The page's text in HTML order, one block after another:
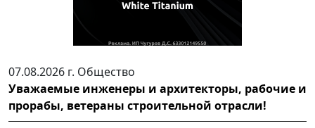
07.08.2026 г. Общество
Уважаемые инженеры и архитекторы, рабочие и
прорабы, ветераны строительной отрасли!